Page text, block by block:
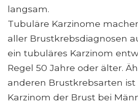
langsam.
Tubuläre Karzinome
aller Brustkrebsdiagnosen
ein tubuläres Karzinom
Regel 50 Jahre oder älter.
anderen Brustkrebsarten
Karzinom der Brust bei